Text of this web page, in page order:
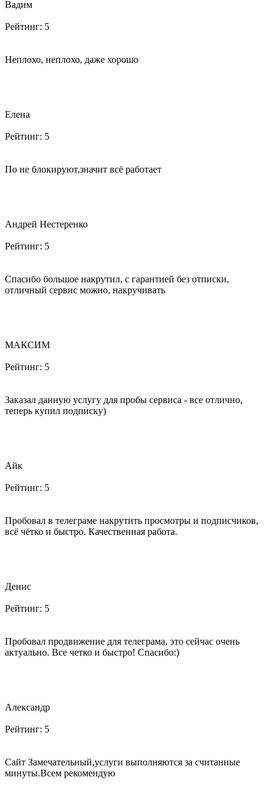
Вадим
Рейтинг: 5
Неплохо, неплохо, даже хорошо
Елена
Рейтинг: 5
По не блокируют,значит всё работает
Андрей Нестеренко
Рейтинг: 5
Спасибо большое накрутил, с гарантией без отписки,
отличный сервис можно, накручивать
МАКСИМ
Рейтинг: 5
Заказал данную услугу для пробы сервиса - все отлично,
теперь купил подписку)
Айк
Рейтинг: 5
Пробовал в телеграме накрутить просмотры и подписчиков,
всё чётко и быстро. Качественная работа.
Денис
Рейтинг: 5
Пробовал продвижение для телеграма, это сейчас очень
актуально. Все четко и быстро! Спасибо:)
Александр
Рейтинг: 5
Сайт Замечательный,услуги выполняются за считанные
минуты.Всем рекомендую